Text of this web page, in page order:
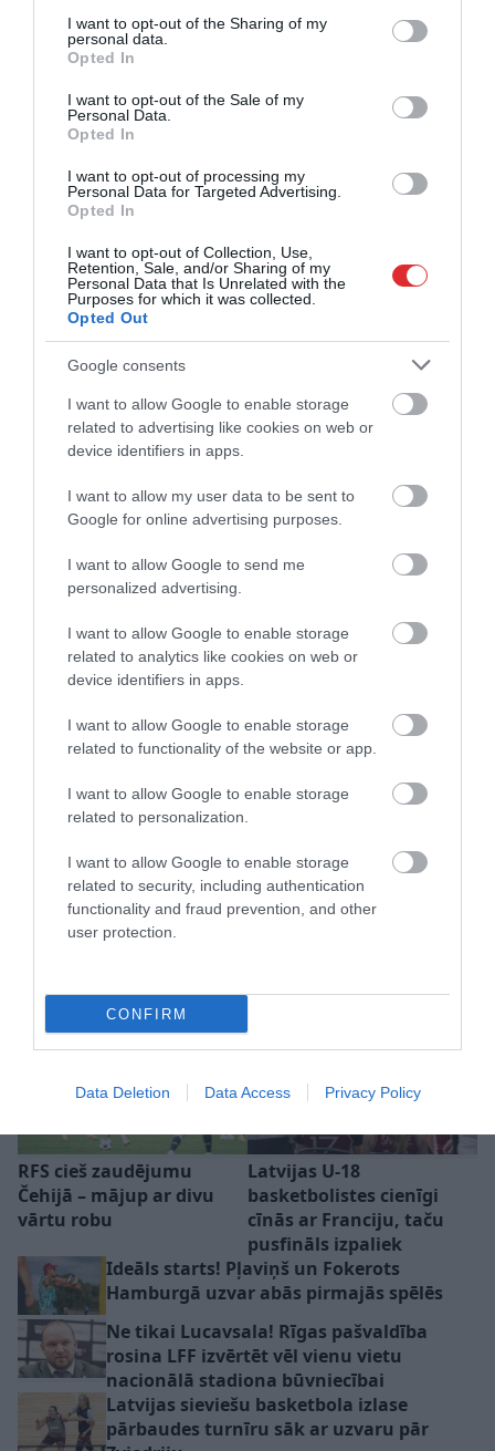
not limited to your visit or usage behaviour. You may click to
grant or deny consent to Google and its third-party tags to
use your data for below specified purposes in below Google
consent section.
I want to opt-out of the Sharing of my
personal data.
Opted In
I want to opt-out of the Sale of my
Personal Data.
Opted In
I want to opt-out of processing my
Personal Data for Targeted Advertising.
Opted In
I want to opt-out of Collection, Use,
Retention, Sale, and/or Sharing of my
Personal Data that Is Unrelated with the
Purposes for which it was collected.
Opted Out
Google consents
I want to allow Google to enable storage
related to advertising like cookies on web or
device identifiers in apps.
I want to allow my user data to be sent to
Google for online advertising purposes.
I want to allow Google to send me
personalized advertising.
I want to allow Google to enable storage
related to analytics like cookies on web or
device identifiers in apps.
I want to allow Google to enable storage
related to functionality of the website or app.
I want to allow Google to enable storage
related to personalization.
I want to allow Google to enable storage
related to security, including authentication
functionality and fraud prevention, and other
user protection.
CONFIRM
Data Deletion Data Access Privacy Policy
“Riga” izsaiņo ungāru dāvanu
spēles sākumā, taču neizmanto
iespējas nostiprināt pārsvaru
pirms atbildes spēles UEFA
RFS cieš zaudējumu
Čehijā – mājup ar divu
vārtu robu
Latvijas U-18
basketbolistes cienīgi
cīnās ar Franciju, taču
pusfināls izpaliek
Ideāls starts! Pļaviņš un Fokerots
Hamburgā uzvar abās pirmajās spēlēs
Ne tikai Lucavsala! Rīgas pašvaldība
rosina LFF izvērtēt vēl vienu vietu
nacionālā stadiona būvniecībai
Latvijas sieviešu basketbola izlase
pārbaudes turnīru sāk ar uzvaru pār